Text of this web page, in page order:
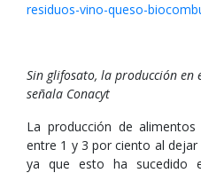
residuos-vino-queso-
Sin glifosato, la producción en
señala Conacyt
La producción de
entre 1 y 3 por ciento al
ya que esto ha sucedido